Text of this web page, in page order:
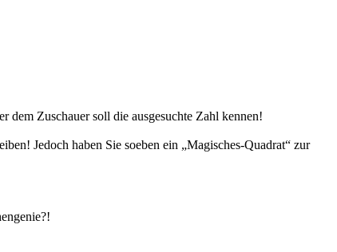
dem Zuschauer soll die ausgesuchte Zahl kennen!
Jedoch haben Sie soeben ein „Magisches-Quadrat“ zur